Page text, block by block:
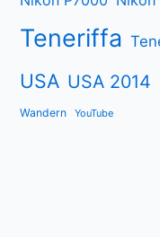
Teneriffa
USA USA 2014
Wandern YouTube